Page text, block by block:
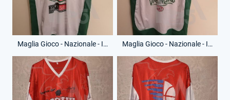
Maglia Gioco - Nazionale - Italia - Nazionale Artisti - Anno 2000 - 11 - (Fronte) Maglia Gioco - Nazionale - Italia - Nazionale Artisti - Anno 2000 - 11 - (Retro)